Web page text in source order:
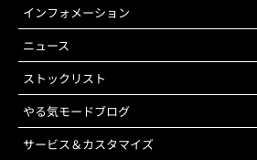
インフォメーション
ニュース
ストックリスト
やる気モードブログ
サービス＆カスタマイズ